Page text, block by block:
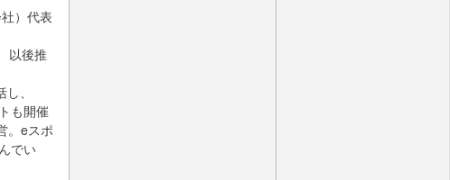
）代表
以後推
、
も開催
。eスポ
でい